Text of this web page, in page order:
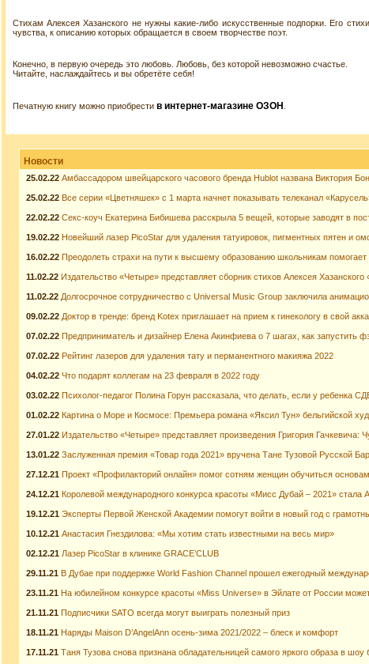
Стихам Алексея Хазанского не нужны какие-либо искусственные подпорки. Его
чувства, к описанию которых обращается в своем творчестве поэт.
Конечно, в первую очередь это любовь. Любовь, без которой невозможно счастье.
Читайте, наслаждайтесь и вы обретёте себя!
Печатную книгу можно приобрести в интернет-магазине ОЗОН
Новости
25.02.22 Амбассадором швейцарского часового бренда Hublot названа Виктория
25.02.22 Все серии «Цветняшек» с 1 марта начнет показывать телеканал
22.02.22 Секс-коуч Екатерина Бибишева расскрыла 5 вещей, которые заводят в
19.02.22 Новейший лазер PicoStar для удаления татуировок, пигментных пятен и
16.02.22 Преодолеть страхи на пути к высшему образованию школьникам
11.02.22 Издательство «Четыре» представляет сборник стихов Алексея
11.02.22 Долгосрочное сотрудничество с Universal Music Group заключила
09.02.22 Доктор в тренде: бренд Kotex приглашает на прием к гинекологу в свой
07.02.22 Предприниматель и дизайнер Елена Акинфиева о 7 шагах, как запустить
07.02.22 Рейтинг лазеров для удаления тату и перманентного макияжа 2022
04.02.22 Что подарят коллегам на 23 февраля в 2022 году
03.02.22 Психолог-педагог Полина Горун рассказала, что делать, если у ребенка
01.02.22 Картина о Море и Космосе: Премьера романа «Яксил Тун» бельгийской
27.01.22 Издательство «Четыре» представляет произведения Григория
13.01.22 Заслуженная премия «Товар года 2021» вручена Тане Тузовой Русской
27.12.21 Проект «Профилакторий онлайн» помог сотням женщин обучиться
24.12.21 Королевой международного конкурса красоты «Мисс Дубай – 2021» стала
19.12.21 Эксперты Первой Женской Академии помогут войти в новый год с
10.12.21 Анастасия Гнездилова: «Мы хотим стать известными на весь мир»
02.12.21 Лазер PicoStar в клинике GRACE’CLUB
29.11.21 В Дубае при поддержке World Fashion Channel прошел ежегодный
23.11.21 На юбилейном конкурсе красоты «Miss Universe» в Эйлате от России
21.11.21 Подписчики SATO всегда могут выиграть полезный приз
18.11.21 Наряды Maison D’AngelAnn осень-зима 2021/2022 – блеск и комфорт
17.11.21 Таня Тузова снова признана обладательницей самого яркого образа в шоу